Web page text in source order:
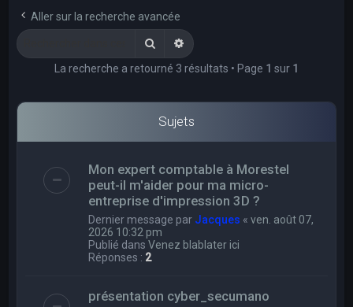
Aller sur la recherche avancée
RechercherRecherche avancée
La recherche a retourné 3 résultats • Page 1 sur 1
Sujets
Mon expert comptable à Morestel
peut-il m'aider pour ma micro-
entreprise d'impression 3D ?
Dernier message par Jacques «ven. août 07,
2026 10:32 pm
Publié dansVenez blablater ici
Réponses : 2
présentation cyber_secumano